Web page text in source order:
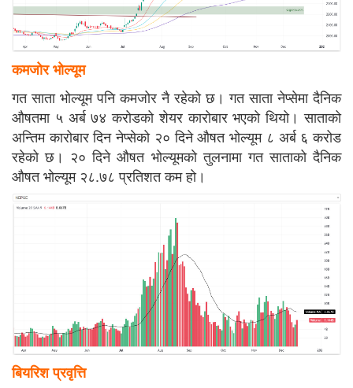
कमजोर भोल्यूम
गत साता भोल्यूम पनि कमजोर नै रहेको छ। गत साता नेप्सेमा दैनिक
औषतमा ५ अर्ब ७४ करोडको शेयर कारोबार भएको थियो। साताको
अन्तिम कारोबार दिन नेप्सेको २० दिने औषत भोल्यूम ८ अर्ब ६ करोड
रहेको छ। २० दिने औषत भोल्यूमको तुलनामा गत साताको दैनिक
औषत भोल्यूम २८.७८ प्रतिशत कम हो।
बियरिश प्रवृत्ति